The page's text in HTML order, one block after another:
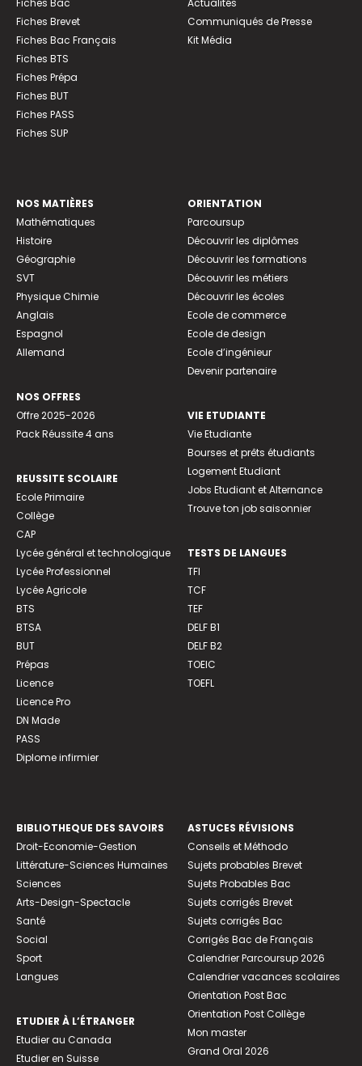
Fiches Bac
Fiches Brevet
Fiches Bac Français
Fiches BTS
Fiches Prépa
Fiches BUT
Fiches PASS
Fiches SUP
Actualités
Communiqués de Presse
Kit Média
NOS MATIÈRES
Mathématiques
Histoire
Géographie
SVT
Physique Chimie
Anglais
Espagnol
Allemand
NOS OFFRES
Offre 2025-2026
Pack Réussite 4 ans
REUSSITE SCOLAIRE
Ecole Primaire
Collège
CAP
Lycée général et technologique
Lycée Professionnel
Lycée Agricole
BTS
BTSA
BUT
Prépas
Licence
Licence Pro
DN Made
PASS
Diplome infirmier
ORIENTATION
Parcoursup
Découvrir les diplômes
Découvrir les formations
Découvrir les métiers
Découvrir les écoles
Ecole de commerce
Ecole de design
Ecole d’ingénieur
Devenir partenaire
VIE ETUDIANTE
Vie Etudiante
Bourses et prêts étudiants
Logement Etudiant
Jobs Etudiant et Alternance
Trouve ton job saisonnier
TESTS DE LANGUES
TFI
TCF
TEF
DELF B1
DELF B2
TOEIC
TOEFL
BIBLIOTHEQUE DES SAVOIRS
Droit-Economie-Gestion
Littérature-Sciences Humaines
Sciences
Arts-Design-Spectacle
Santé
Social
Sport
Langues
ETUDIER À L’ÉTRANGER
Etudier au Canada
Etudier en Suisse
ASTUCES RÉVISIONS
Conseils et Méthodo
Sujets probables Brevet
Sujets Probables Bac
Sujets corrigés Brevet
Sujets corrigés Bac
Corrigés Bac de Français
Calendrier Parcoursup 2026
Calendrier vacances scolaires
Orientation Post Bac
Orientation Post Collège
Mon master
Grand Oral 2026